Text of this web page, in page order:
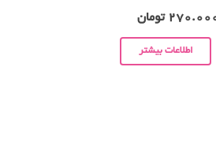
تومان
اطلاعات بیشتر